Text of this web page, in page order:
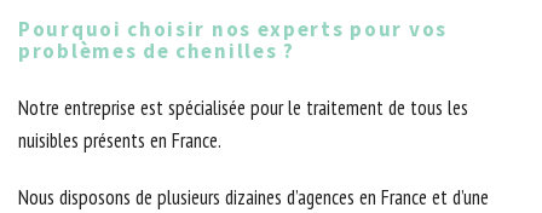
Pourquoi choisir nos experts pour vos
problèmes de chenilles ?
Notre entreprise est spécialisée pour le traitement de tous les
nuisibles présents en France.
Nous disposons de plusieurs dizaines d’agences en France et d’une